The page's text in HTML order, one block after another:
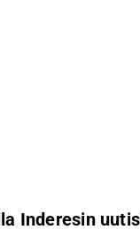
Inderesin